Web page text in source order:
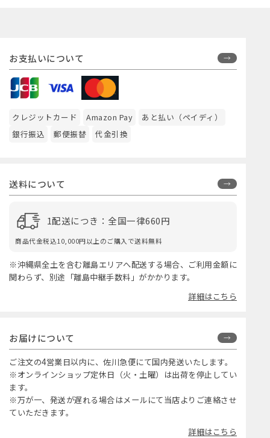
お支払いについて
クレジットカード Amazon Pay
あと払い（ペイディ）
銀行振込
郵便振替 代金引換
送料について
1配送につき：全国一律660円
商品代金税込10,000円以上のご購入で送料無料
※沖縄県全土を含む離島エリアへ配送する場合、ご利用金額に
関わらず、別途「離島中継手数料」がかかります。
詳細はこちら
お届けについて
ご注文の4営業日以内に、佐川急便にて国内発送いたします。
※オンラインショップ定休日（火・土曜）は出荷を停止してい
ます。
※万が一、発送が遅れる場合はメールにて当店よりご連絡させ
ていただきます。
詳細はこちら